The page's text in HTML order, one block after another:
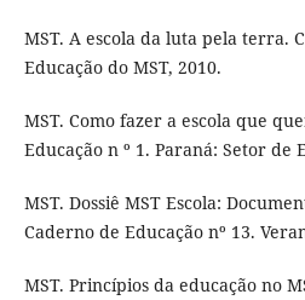
MST. A escola da luta pela terra.
Educação do MST, 2010.
MST. Como fazer a escola que
Educação n º 1. Paraná: Setor de
MST. Dossiê MST Escola:
Caderno de Educação nº 13.
MST. Princípios da educação no